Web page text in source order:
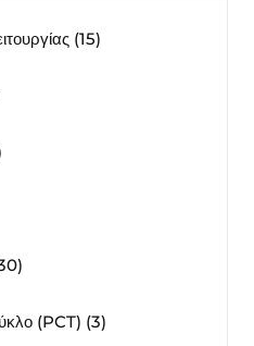
1515
130
(PCT) 33